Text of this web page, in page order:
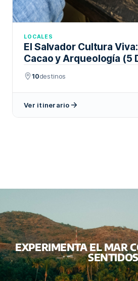
LOCALES
El Salvador Cultura
Cacao y Arqueología (5
10destinos
Ver itinerario
EXPERIMENTA EL MAR
SENTIDOS